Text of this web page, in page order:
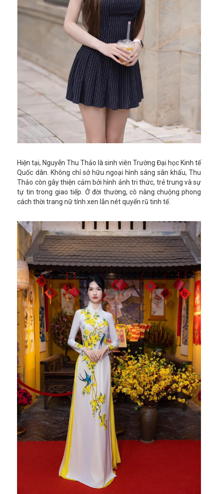
Hiện tại, Nguyễn Thu Thảo là sinh viên Trường Đại học Kinh tế
Quốc dân. Không chỉ sở hữu ngoại hình sáng sân khấu, Thu
Thảo còn gây thiện cảm bởi hình ảnh tri thức, trẻ trung và sự
tự tin trong giao tiếp. Ở đời thường, cô nàng chuộng phong
cách thời trang nữ tính xen lẫn nét quyến rũ tinh tế.